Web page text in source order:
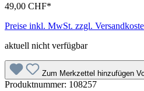
49,00 CHF*
Preise inkl. MwSt. zzgl.
aktuell nicht verfügbar
Zum Merkzettel hinzufügen
Produktnummer: 108257